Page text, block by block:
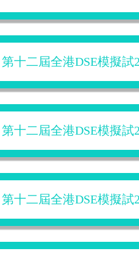
第十二屆全港DSE模擬試
第十二屆全港DSE模擬試
第十二屆全港DSE模擬試